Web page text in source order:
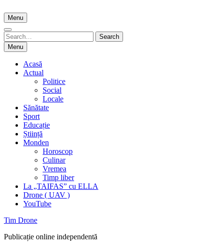
to
content
Menu
Search
for:
Search
Menu
Acasă
Actual
Politice
Social
Locale
Sănătate
Sport
Educație
Știință
Monden
Horoscop
Culinar
Vremea
Timp liber
La „TAIFAS” cu ELLA
Drone ( UAV )
YouTube
Tim Drone
Publicație online independentă